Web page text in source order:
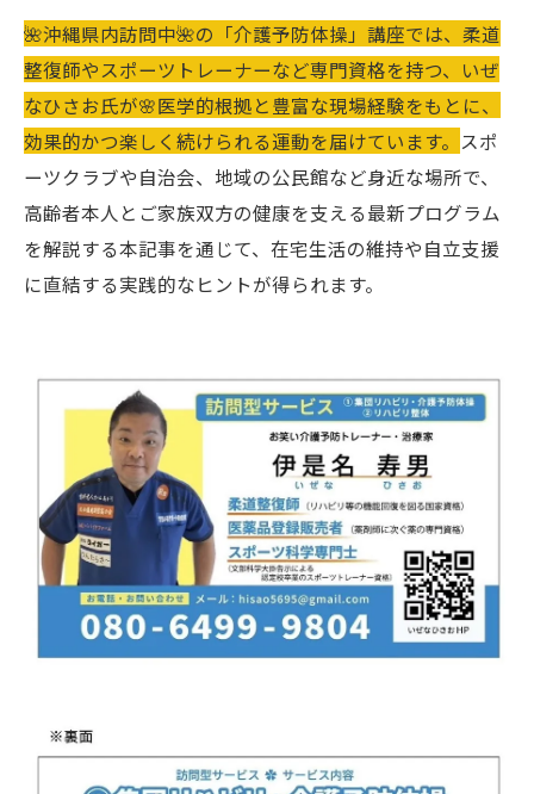
🌺沖縄県内訪問中🌺の「介護予防体操」講座では、柔道
整復師やスポーツトレーナーなど専門資格を持つ、いぜ
なひさお氏が🌸医学的根拠と豊富な現場経験をもとに、
効果的かつ楽しく続けられる運動を届けています。 スポ
ーツクラブや自治会、地域の公民館など身近な場所で、
高齢者本人とご家族双方の健康を支える最新プログラム
を解説する本記事を通じて、在宅生活の維持や自立支援
に直結する実践的なヒントが得られます。